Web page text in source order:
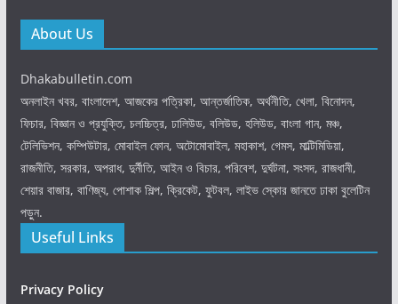
About Us
Dhakabulletin.com
অনলাইন খবর, বাংলাদেশ, আজকের পত্রিকা, আন্তর্জাতিক, অর্থনীতি, খেলা, বিনোদন,
ফিচার, বিজ্ঞান ও প্রযুক্তি, চলচ্চিত্র, ঢালিউড, বলিউড, হলিউড, বাংলা গান, মঞ্চ,
টেলিভিশন, কম্পিউটার, মোবাইল ফোন, অটোমোবাইল, মহাকাশ, গেমস, মাল্টিমিডিয়া,
রাজনীতি, সরকার, অপরাধ, দুর্নীতি, আইন ও বিচার, পরিবেশ, দুর্ঘটনা, সংসদ, রাজধানী,
শেয়ার বাজার, বাণিজ্য, পোশাক শিল্প, ক্রিকেট, ফুটবল, লাইভ স্কোর জানতে ঢাকা বুলেটিন
পড়ুন.
Useful Links
Privacy Policy